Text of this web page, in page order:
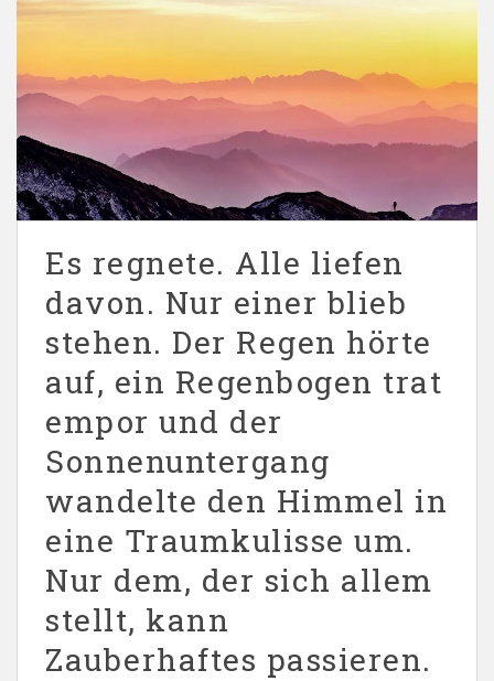
Es regnete. Alle liefen
davon. Nur einer blieb
stehen. Der Regen hörte
auf, ein Regenbogen trat
empor und der
Sonnenuntergang
wandelte den Himmel in
eine Traumkulisse um.
Nur dem, der sich allem
stellt, kann
Zauberhaftes passieren.